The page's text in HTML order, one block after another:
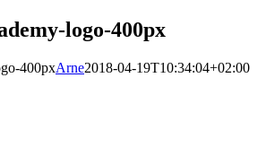
logo-400px
400pxArne2018-04-19T10:34:04+02:00